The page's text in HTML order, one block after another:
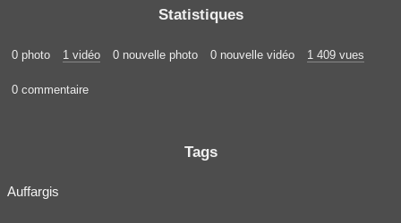
Statistiques
0 photo 1 vidéo 0 nouvelle photo 0 nouvelle vidéo 1 409 vues
0 commentaire
Tags
Auffargis